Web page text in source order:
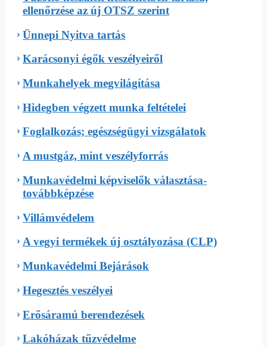
ellenőrzése az új OTSZ szerint
Ünnepi Nyitva tartás
Karácsonyi égők veszélyeiről
Munkahelyek megvilágítása
Hidegben végzett munka feltételei
Foglalkozás; egészségügyi vizsgálatok
A mustgáz, mint veszélyforrás
Munkavédelmi képviselők választása-
továbbképzése
Villámvédelem
A vegyi termékek új osztályozása (CLP)
Munkavédelmi Bejárások
Hegesztés veszélyei
Erősáramú berendezések
Lakóházak tűzvédelme